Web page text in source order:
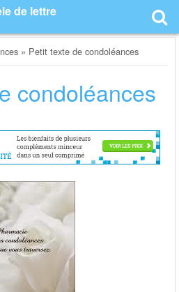
de lettre
» Petit texte de condoléances
condoléances